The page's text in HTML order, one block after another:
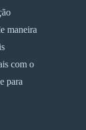
maneira
com o
para